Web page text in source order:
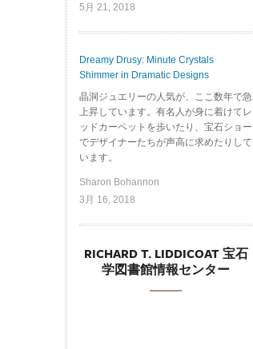
5月 21, 2018
Dreamy Drusy: Minute Crystals
Shimmer in Dramatic Designs
晶洞ジュエリーの人気が、ここ数年で急
上昇しています。有名人が身に着けてレ
ッドカーペットを歩いたり、宝石ショー
でデザイナーたちが声高に求めたりして
います。
Sharon Bohannon
3月 16, 2018
RICHARD T. LIDDICOAT 宝石
学図書館情報センター